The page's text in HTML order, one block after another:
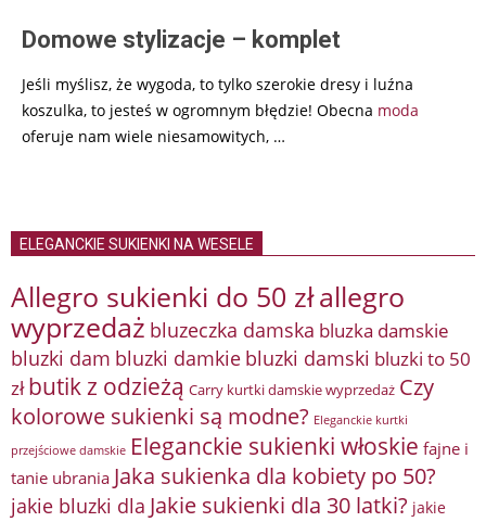
Domowe stylizacje – komplet
Jeśli myślisz, że wygoda, to tylko szerokie dresy i luźna
koszulka, to jesteś w ogromnym błędzie! Obecna moda
oferuje nam wiele niesamowitych, …
ELEGANCKIE SUKIENKI NA WESELE
Allegro sukienki do 50 złallegro
wyprzedaż bluzeczka damska bluzka damskie
bluzki dam bluzki damkie bluzki damski bluzki to 50
zł butik z odzieżą Carry kurtki damskie wyprzedaż Czy
kolorowe sukienki są modne? Eleganckie kurtki
przejściowe damskie Eleganckie sukienki włoskie fajne i
tanie ubrania Jaka sukienka dla kobiety po 50?
jakie bluzki dla Jakie sukienki dla 30 latki? jakie